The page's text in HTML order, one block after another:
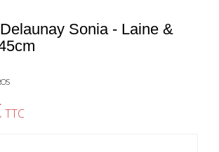
Sonia - Laine &
TTC